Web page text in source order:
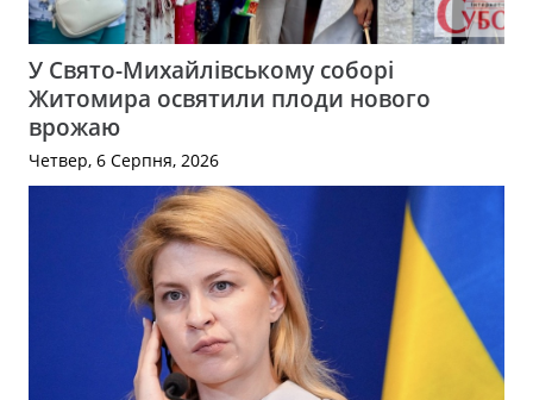
У Свято-Михайлівському соборі
Житомира освятили плоди нового
врожаю
Четвер, 6 Серпня, 2026